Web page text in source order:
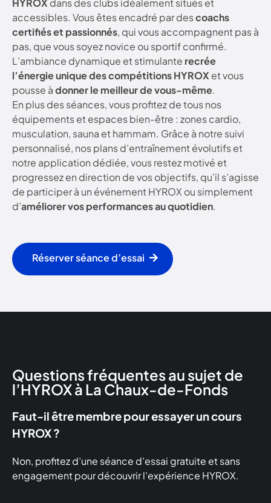
HYROX dans des clubs idéalement situés et
accessibles. Vous êtes encadré par descoachs
certifiés et passionnés, qui vous accompagnent pas à
pas, que vous soyez novice ou sportif confirmé.
L’ambiance dynamique et stimulante recrée
l’énergie unique des compétitions HYROX et vous
pousse àdonner le meilleur de vous-même.
En plus des séances, vous profitez de tous nos
équipements et espaces bien-être : zones cardio,
musculation, sauna et hammam. Grâce à notre suivi
personnalisé, nos plans d’entraînement évolutifs et
notre application dédiée, vous restez motivé et
progressez en direction de vos objectifs, qu’il s’agisse
de participer à un événement HYROX ou simplement
d’améliorer vos performances au quotidien.
Réserver séance d’essai
Questions fréquentes au sujet de
l’HYROX à La Chaux-de-Fonds
Faut-il être membre pour essayer un cours
HYROX ?
Non, profitez d’une séance d’essai gratuite et sans
engagement pour découvrir l’expérience HYROX.